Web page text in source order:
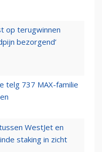
op terugwinnen
bezorgend’
telg 737 MAX-familie
WestJet en
staking in zicht